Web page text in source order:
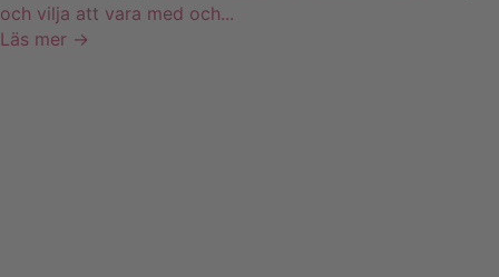
och vilja att vara med och...
Läs mer →